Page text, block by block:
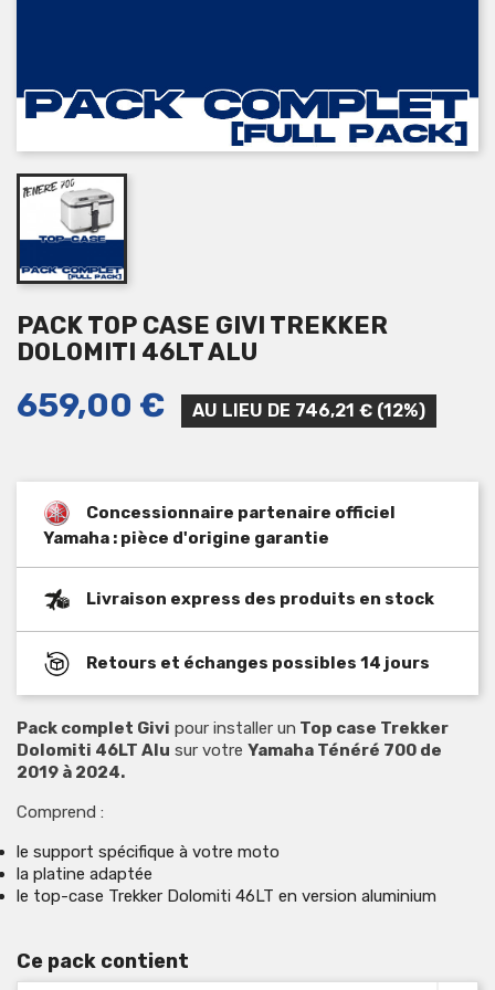
PACK TOP CASE GIVI TREKKER
DOLOMITI 46LT ALU
659,00 € AU LIEU DE 746,21 € (12%)
Concessionnaire partenaire officiel
Yamaha : pièce d'origine garantie
Livraison express des produits en stock
Retours et échanges possibles 14 jours
Pack complet Givi pour installer un Top case Trekker
Dolomiti 46LT Alu sur votre Yamaha Ténéré 700 de
2019 à 2024.
Comprend :
le support spécifique à votre moto
la platine adaptée
le top-case Trekker Dolomiti 46LT en version aluminium
Ce pack contient